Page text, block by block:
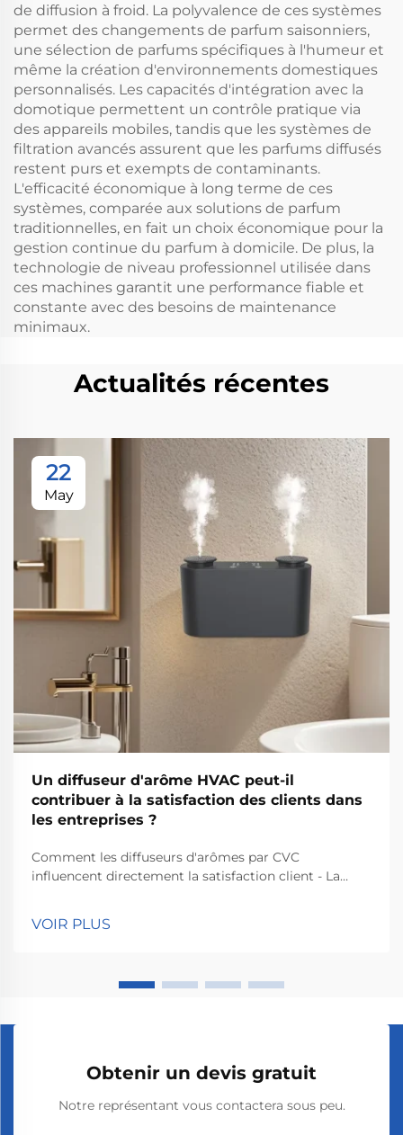
de diffusion à froid. La polyvalence de ces systèmes
permet des changements de parfum saisonniers,
une sélection de parfums spécifiques à l'humeur et
même la création d'environnements domestiques
personnalisés. Les capacités d'intégration avec la
domotique permettent un contrôle pratique via
des appareils mobiles, tandis que les systèmes de
filtration avancés assurent que les parfums diffusés
restent purs et exempts de contaminants.
L'efficacité économique à long terme de ces
systèmes, comparée aux solutions de parfum
traditionnelles, en fait un choix économique pour la
gestion continue du parfum à domicile. De plus, la
technologie de niveau professionnel utilisée dans
ces machines garantit une performance fiable et
constante avec des besoins de maintenance
minimaux.
Actualités récentes
22
May
Un diffuseur d'arôme HVAC peut-il
contribuer à la satisfaction des clients dans
les entreprises ?
Comment les diffuseurs d'arômes par CVC
influencent directement la satisfaction client - La
réellement sur notre cerveau fait toute la différence
VOIR PLUS
Obtenir un devis gratuit
Notre représentant vous contactera sous peu.